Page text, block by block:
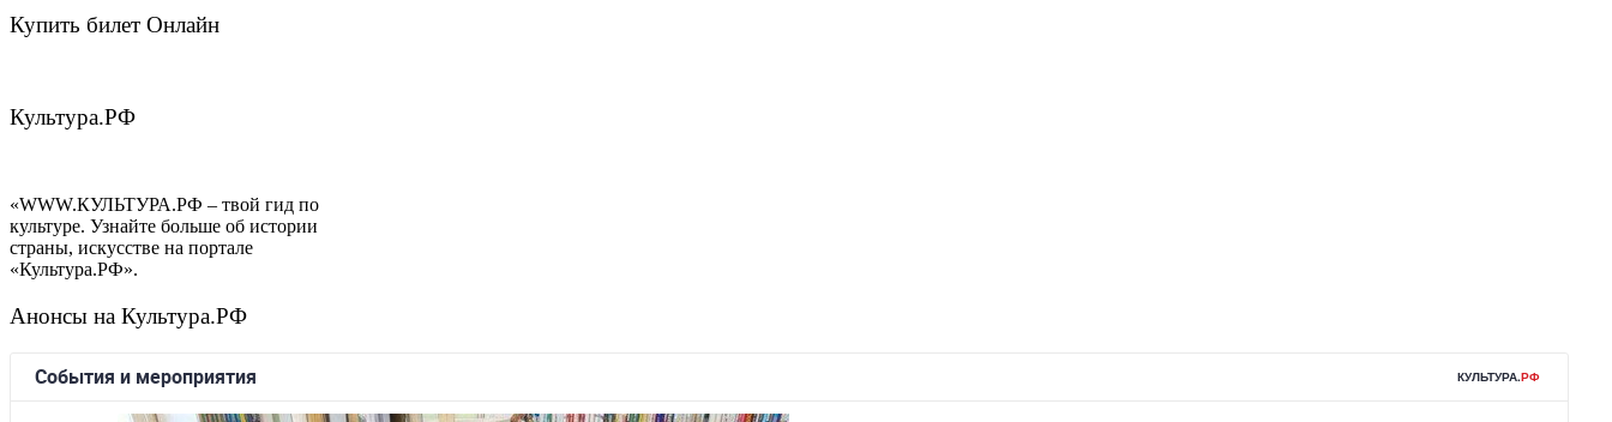
Купить билет Онлайн
Культура.РФ
«WWW.КУЛЬТУРА.РФ – твой гид по
культуре. Узнайте больше об истории
страны, искусстве на портале
«Культура.РФ».
Анонсы на Культура.РФ